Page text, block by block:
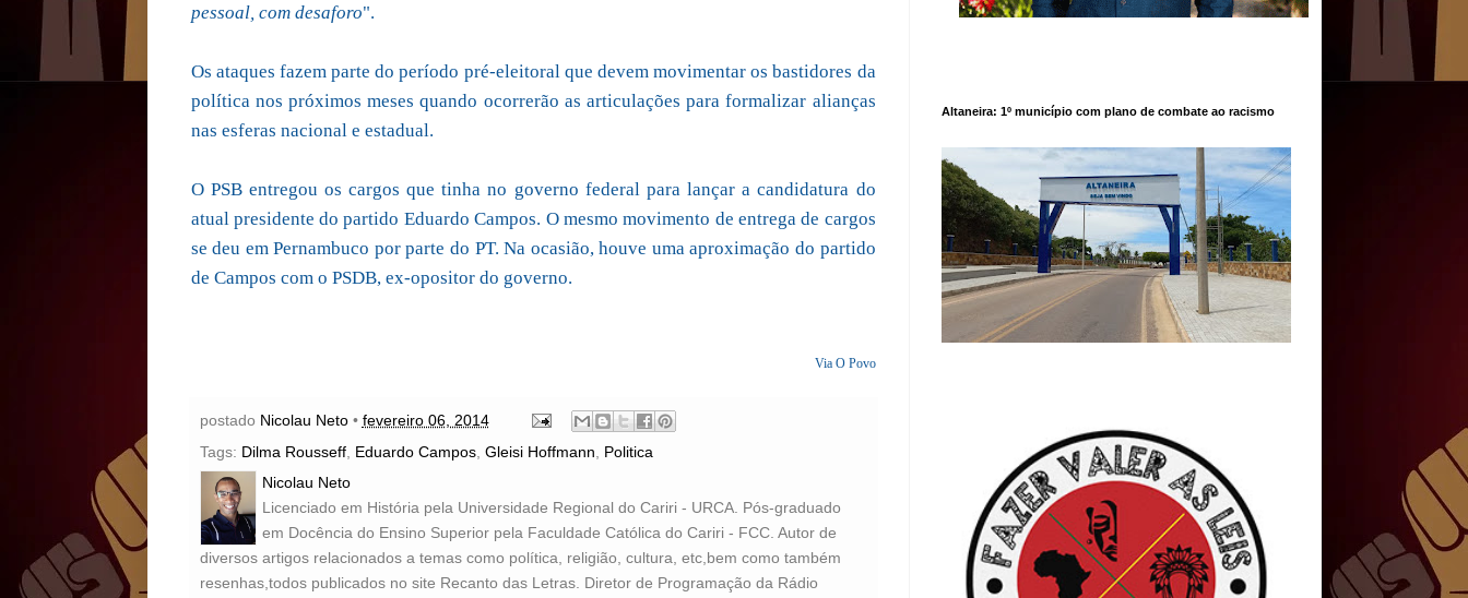
pessoal, com desaforo".
Os ataques fazem parte do período pré-eleitoral que devem movimentar os bastidores da
política nos próximos meses quando ocorrerão as articulações para formalizar alianças
nas esferas nacional e estadual.
O PSB entregou os cargos que tinha no governo federal para lançar a candidatura do
atual presidente do partido Eduardo Campos. O mesmo movimento de entrega de cargos
se deu em Pernambuco por parte do PT. Na ocasião, houve uma aproximação do partido
de Campos com o PSDB, ex-opositor do governo.
Via O Povo
postado Nicolau Neto • fevereiro 06, 2014
Tags: Dilma Rousseff, Eduardo Campos, Gleisi Hoffmann
Politica
Nicolau Neto
Licenciado em História pela Universidade Regional do Cariri - URCA. Pós-graduado
em Docência do Ensino Superior pela Faculdade Católica do Cariri - FCC. Autor de
diversos artigos relacionados a temas como política, religião, cultura, etc,bem como também
resenhas,todos publicados no site Recanto das Letras. Diretor de Programação da Rádio
Altaneira: 1º município com plano de combate ao racismo